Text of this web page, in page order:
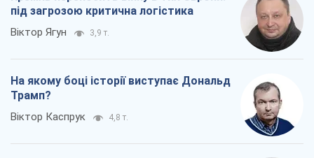
під загрозою критична логістика
Віктор Ягун 3,9 т.
На якому боці історії виступає Дональд
Трамп?
Віктор Каспрук 4,8 т.